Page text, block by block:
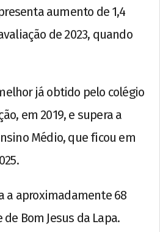
aumento de 1,4
de 2023, quando
já obtido pelo colégio
em 2019, e supera a
Médio, que ficou em
a aproximadamente 68
Bom Jesus da Lapa.